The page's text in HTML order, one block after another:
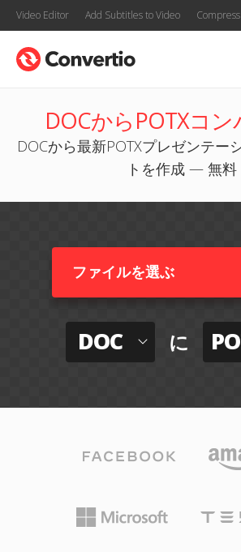
Video Editor Add Subtitles to Video
DOCからPOTXコ
DOCから最新POTXプレゼンテー
トを作成 — 無料
ファイルを選ぶ
DOC に